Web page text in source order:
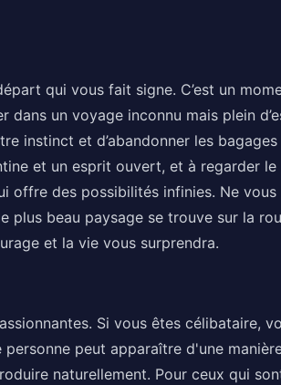
qui vous fait signe. C’est un
dans un voyage inconnu mais plein
instinct et d’abandonner les
et un esprit ouvert, et à regarder
offre des possibilités infinies. Ne
plus beau paysage se trouve sur la
et la vie vous surprendra.
Si vous êtes célibataire,
peut apparaître d'une
naturellement. Pour ceux qui